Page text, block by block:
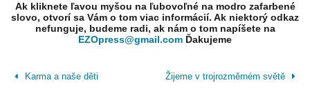
Ak kliknete ľavou myšou na ľubovoľné na modro zafarbené
slovo, otvorí sa Vám o tom viac informácií. Ak niektorý odkaz
nefunguje, budeme radi, ak nám o tom napíšete na
EZOpress@gmail.com Ďakujeme
Karma a naše děti Žijeme v trojrozměrném světě